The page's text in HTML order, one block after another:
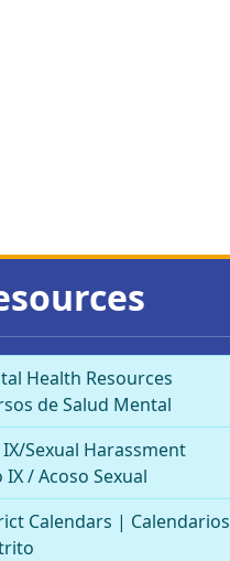
Health Resources
de Salud Mental
Sexual Harassment
/ Acoso Sexual
Calendars | Calendarios